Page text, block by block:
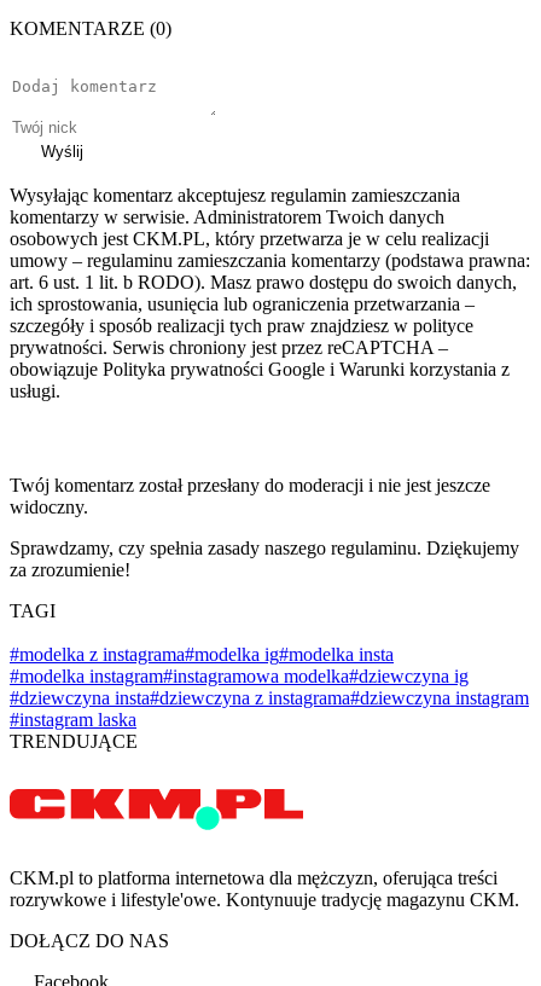
KOMENTARZE (0)
Wyślij
Wysyłając komentarz akceptujesz regulamin zamieszczania
komentarzy w serwisie. Administratorem Twoich danych
osobowych jest CKM.PL, który przetwarza je w celu realizacji
umowy – regulaminu zamieszczania komentarzy (podstawa prawna:
art. 6 ust. 1 lit. b RODO). Masz prawo dostępu do swoich danych,
ich sprostowania, usunięcia lub ograniczenia przetwarzania –
szczegóły i sposób realizacji tych praw znajdziesz w polityce
prywatności. Serwis chroniony jest przez reCAPTCHA –
obowiązuje Polityka prywatności Google i Warunki korzystania z
usługi.
Twój komentarz został przesłany do moderacji i nie jest jeszcze
widoczny.
Sprawdzamy, czy spełnia zasady naszego regulaminu. Dziękujemy
za zrozumienie!
TAGI
#modelka z instagrama#modelka ig#modelka insta
#modelka instagram#instagramowa modelka#dziewczyna ig
#dziewczyna insta#dziewczyna z instagrama#dziewczyna instagram
#instagram laska
TRENDUJĄCE
CKM.pl to platforma internetowa dla mężczyzn, oferująca treści
rozrywkowe i lifestyle'owe. Kontynuuje tradycję magazynu CKM.
DOŁĄCZ DO NAS